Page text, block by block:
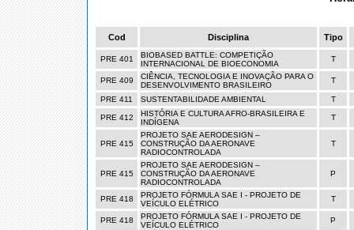
Cod Disciplina Tipo
PRE 401
BIOBASED BATTLE: COMPETIÇÃO
INTERNACIONAL DE BIOECONOMIA
T
PRE 409
CIÊNCIA, TECNOLOGIA E INOVAÇÃO PARA O
DESENVOLVIMENTO BRASILEIRO
T
PRE 411 SUSTENTABILIDADE AMBIENTAL T
PRE 412
HISTÓRIA E CULTURA AFRO-BRASILEIRA E
INDÍGENA
T
PRE 415
PROJETO SAE AERODESIGN –
CONSTRUÇÃO DA AERONAVE
RADIOCONTROLADA
T
PRE 415
PROJETO SAE AERODESIGN –
CONSTRUÇÃO DA AERONAVE
RADIOCONTROLADA
P
PRE 418
PROJETO FÓRMULA SAE I - PROJETO DE
VEÍCULO ELÉTRICO
T
PRE 418
PROJETO FÓRMULA SAE I - PROJETO DE
VEÍCULO ELÉTRICO
P